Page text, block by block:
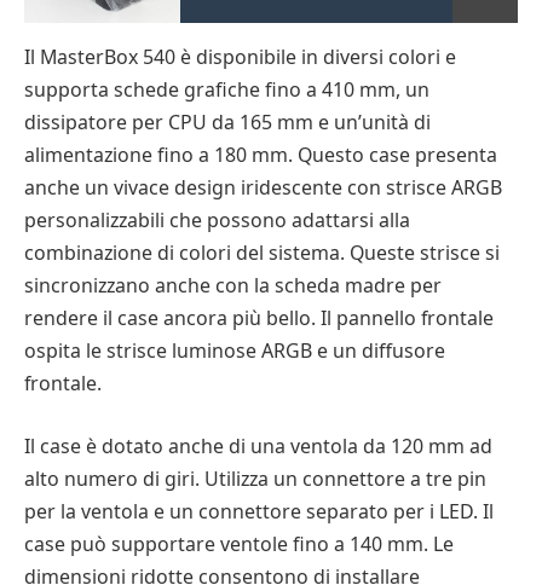
Il MasterBox 540 è disponibile in diversi colori e
supporta schede grafiche fino a 410 mm, un
dissipatore per CPU da 165 mm e un’unità di
alimentazione fino a 180 mm. Questo case presenta
anche un vivace design iridescente con strisce ARGB
personalizzabili che possono adattarsi alla
combinazione di colori del sistema. Queste strisce si
sincronizzano anche con la scheda madre per
rendere il case ancora più bello. Il pannello frontale
ospita le strisce luminose ARGB e un diffusore
frontale.
Il case è dotato anche di una ventola da 120 mm ad
alto numero di giri. Utilizza un connettore a tre pin
per la ventola e un connettore separato per i LED. Il
case può supportare ventole fino a 140 mm. Le
dimensioni ridotte consentono di installare